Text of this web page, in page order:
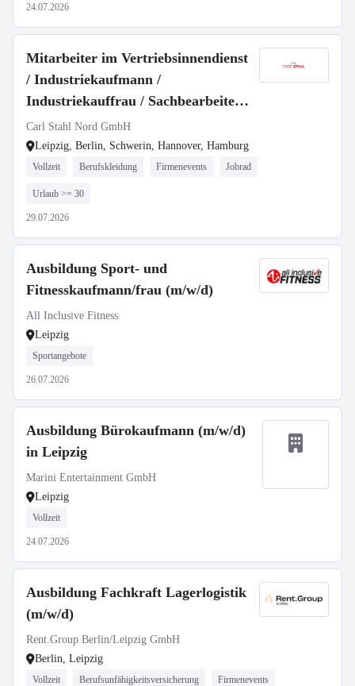
24.07.2026
Mitarbeiter im Vertriebsinnendienst
/ Industriekaufmann /
Industriekauffrau / Sachbearbeiter
(m/w/d)
Carl Stahl Nord GmbH
Leipzig, Berlin, Schwerin, Hannover, Hamburg
Vollzeit Berufskleidung Firmenevents Jobrad
Urlaub >= 30
29.07.2026
Ausbildung Sport- und
Fitnesskaufmann/frau (m/w/d)
All Inclusive Fitness
Leipzig
Sportangebote
26.07.2026
Ausbildung Bürokaufmann (m/w/d)
in Leipzig
Marini Entertainment GmbH
Leipzig
Vollzeit
24.07.2026
Ausbildung Fachkraft Lagerlogistik
(m/w/d)
Rent.Group Berlin/Leipzig GmbH
Berlin, Leipzig
Vollzeit Berufsunfähigkeitsversicherung Firmenevents